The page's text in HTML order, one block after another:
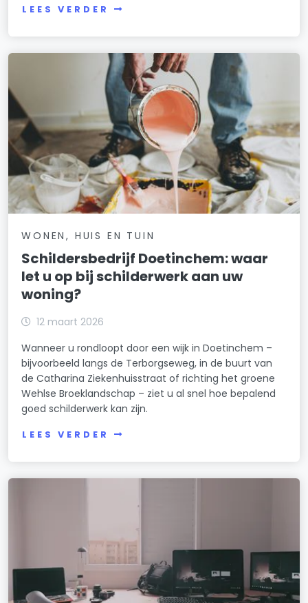
LEES VERDER
WONEN, HUIS EN TUIN
Schildersbedrijf Doetinchem: waar
let u op bij schilderwerk aan uw
woning?
12 maart 2026
Wanneer u rondloopt door een wijk in Doetinchem –
bijvoorbeeld langs de Terborgseweg, in de buurt van
de Catharina Ziekenhuisstraat of richting het groene
Wehlse Broeklandschap – ziet u al snel hoe bepalend
goed schilderwerk kan zijn.
LEES VERDER